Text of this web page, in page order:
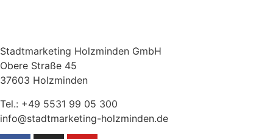
Stadtmarketing Holzminden GmbH
Obere Straße 45
37603 Holzminden
Tel.: +49 5531 99 05 300
info@stadtmarketing-holzminden.de